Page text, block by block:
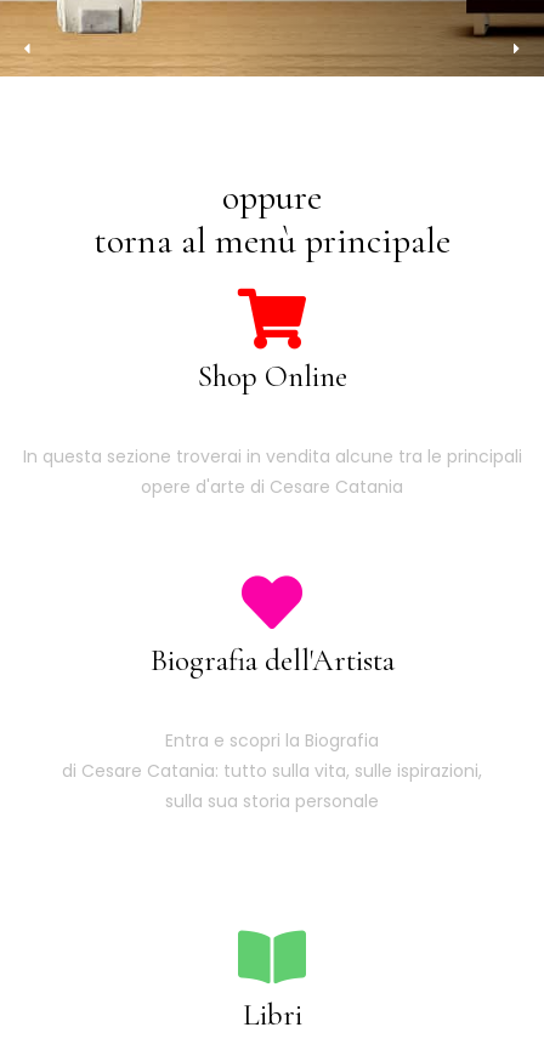
oppure
torna al menù principale
Shop Online
In questa sezione troverai in vendita alcune tra le principali
opere d'arte di Cesare Catania
Biografia dell'Artista
Entra e scopri la Biografia
di Cesare Catania: tutto sulla vita, sulle ispirazioni,
sulla sua storia personale
Libri